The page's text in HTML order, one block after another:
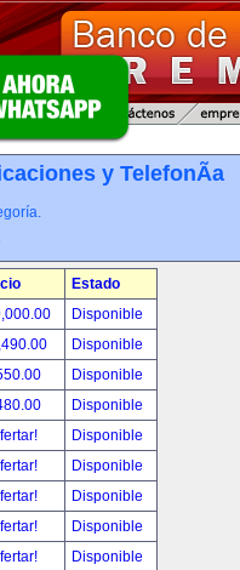
y TelefonÃ­a
Estado
Disponible
Disponible
Disponible
Disponible
Disponible
Disponible
Disponible
Disponible
Disponible